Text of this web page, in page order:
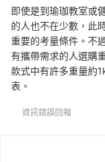
即使是到瑜珈教室或
的人也不在少數，此
重要的考量條件。不
有攜帶需求的人選購
款式中有許多重量約
表。
資訊錯誤回報